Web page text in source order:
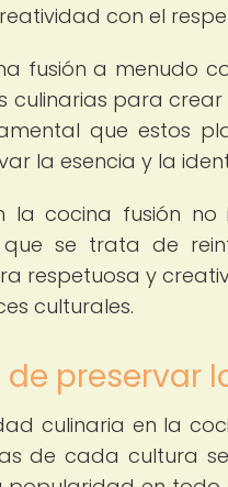
con el
fusión a menudo
culinarias para
que estos
la esencia y la
la cocina fusión
que se trata de
respetuosa y
culturales.
preservar
culinaria en la
de cada cultura